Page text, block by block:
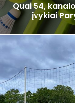
Quai 54,
įvykiai